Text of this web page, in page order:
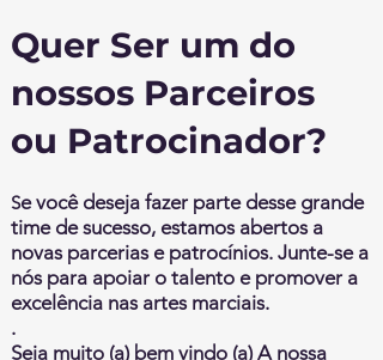
Quer Ser um do
nossos Parceiros
ou Patrocinador?
Se você deseja fazer parte desse grande
time de sucesso, estamos abertos a
novas parcerias e patrocínios. Junte-se a
nós para apoiar o talento e promover a
excelência nas artes marciais.
.
Seja muito (a) bem vindo (a) A nossa